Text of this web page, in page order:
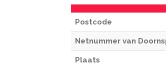
Postcode
Netnummer van
Plaats